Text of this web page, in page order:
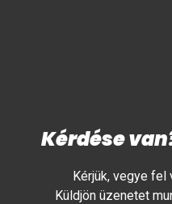
Kérdése
Kérjük, vegye fel
Küldjön üzenetet